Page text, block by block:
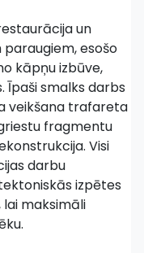
un
esošo
kāpņu izbūve,
Īpaši smalks darbs
veikšana trafareta
fragmentu
Visi
darbu
izpētes
maksimāli